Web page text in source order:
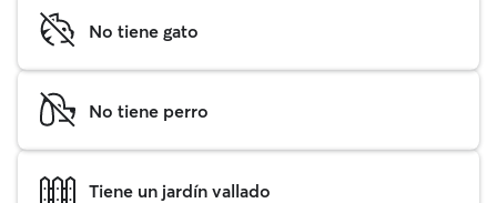
No tiene gato
No tiene perro
Tiene un jardín vallado